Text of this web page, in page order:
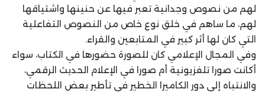
لهم من نصوص وجدانية تعبر فيها عن حنينها واشتياقها
لهم، ما ساهم في خلق نوع خاص من النصوص التفاعلية
التي كان لها أثر كبير في المتابعين والقراء.
وفي المجال الإعلامي كان للصورة حضورها في الكتاب، سواء
أكانت صورا تلفزيونية أم صورا في الإعلام الحديث الرقمي،
والانتباه إلى دور الكاميرا الخطير في تأطير بعض اللحظات